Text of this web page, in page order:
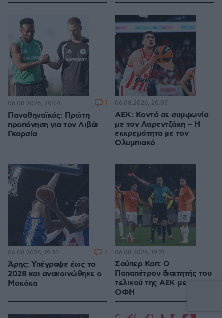
Παναθηναϊκός: Πρώτη
προπόνηση για τον Λιβάι
Γκαρσία
06.08.2026, 20:04 1
ΑΕΚ: Κοντά σε συμφωνία
με τον Λαρεντζάκη – Η
εκκρεμότητα με τον
Ολυμπιακό
06.08.2026, 20:03
Άρης: Υπέγραψε έως το
2028 και ανακοινώθηκε ο
Μοκόκα
06.08.2026, 19:30 7
Σούπερ Καπ: Ο
Παπαπέτρου διαιτητής του
τελικού της ΑΕΚ με τον
ΟΦΗ
06.08.2026, 19:21